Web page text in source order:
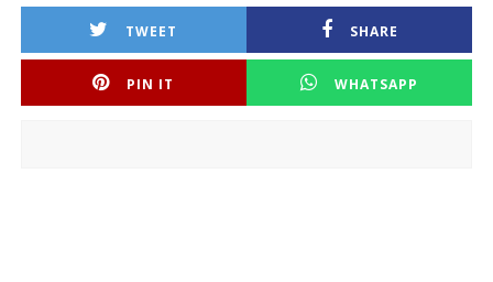
TWEET SHARE
PIN IT WHATSAPP